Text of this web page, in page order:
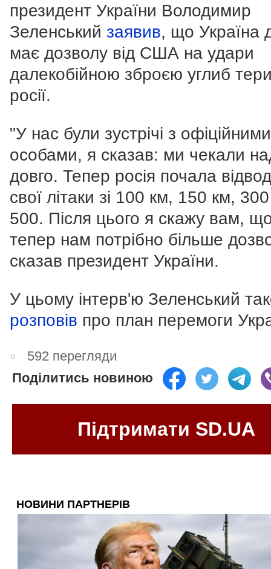
президент України Володимир
Зеленський заявив, що Україна
має дозволу від США на удари
далекобійною зброєю углиб
росії.
"У нас були зустрічі з офіційними
особами, я сказав: ми чекали
довго. Тепер росія почала
свої літаки зі 100 км, 150 км,
500. Після цього я скажу вам,
тепер нам потрібно більше
сказав президент України.
У цьому інтерв'ю Зеленський
розповів про план перемоги
592 перегляди
Поділитись новиною
Підтримати SD.UA